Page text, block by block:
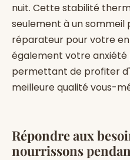
nuit. Cette stabilité
seulement à un sommeil
réparateur pour votre
également votre anxiété
permettant de profiter
meilleure qualité vous-
Répondre aux
nourrissons